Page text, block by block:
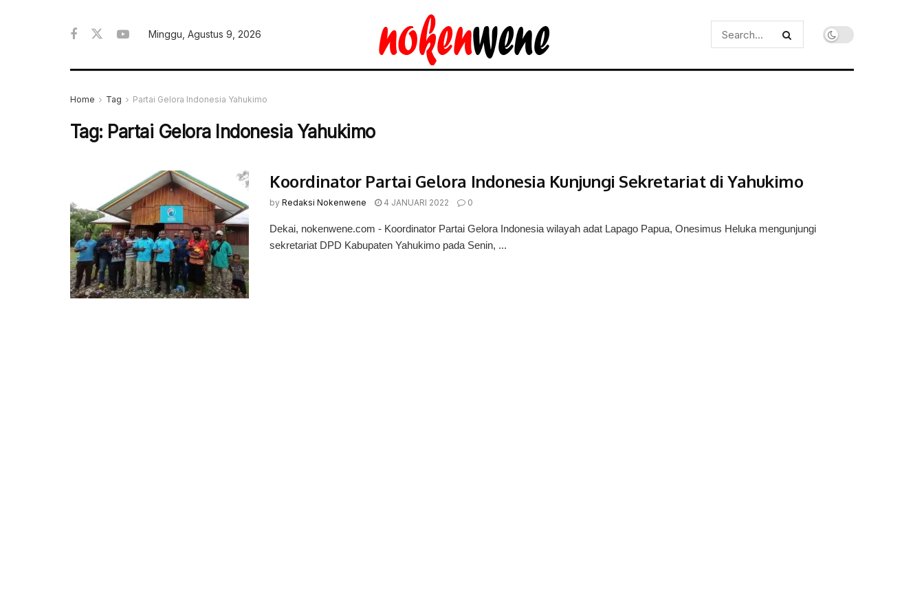
Minggu, Agustus 9, 2026
Home Tag Partai Gelora Indonesia Yahukimo
Tag: Partai Gelora Indonesia Yahukimo
Koordinator Partai Gelora Indonesia Kunjungi Sekretariat di Yahukimo
by Redaksi Nokenwene 4 JANUARI 2022 0
Dekai, nokenwene.com - Koordinator Partai Gelora Indonesia wilayah adat Lapago Papua, Onesimus Heluka mengunjungi
sekretariat DPD Kabupaten Yahukimo pada Senin, ...